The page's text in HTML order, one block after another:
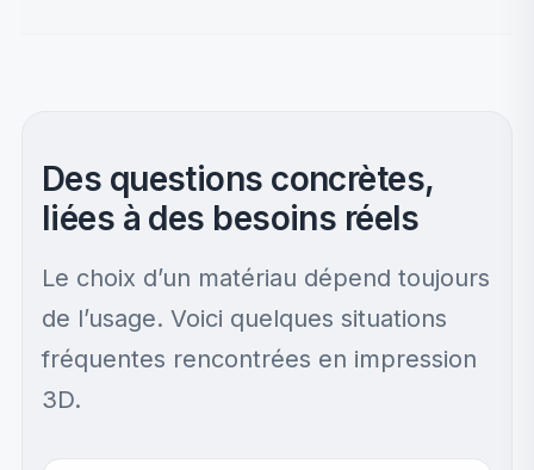
Des questions concrètes,
liées à des besoins réels
Le choix d’un matériau dépend toujours
de l’usage. Voici quelques situations
fréquentes rencontrées en impression
3D.